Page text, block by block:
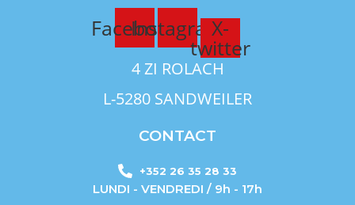
Facebook
Instagram
X-
twitter
4 ZI ROLACH
L-5280 SANDWEILER
CONTACT
+352 26 35 28 33
LUNDI - VENDREDI / 9h - 17h